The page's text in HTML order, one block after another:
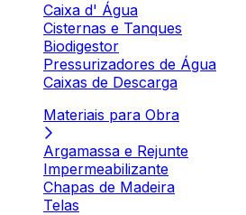
Caixa d' Água
Cisternas e Tanques
Biodigestor
Pressurizadores de Água
Caixas de Descarga
Materiais para Obra
Argamassa e Rejunte
Impermeabilizante
Chapas de Madeira
Telas